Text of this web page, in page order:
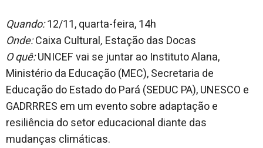
Quando:12/11, quarta-feira, 14h
Onde:Caixa Cultural, Estação das Docas
O quê:UNICEF vai se juntar ao Instituto Alana,
Ministério da Educação (MEC), Secretaria de
Educação do Estado do Pará (SEDUC PA), UNESCO e
GADRRRES em um evento sobre adaptação e
resiliência do setor educacional diante das
mudanças climáticas.